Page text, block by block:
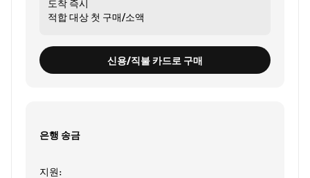
도착 즉시
적합 대상 첫 구매/소액
신용/직불 카드로 구매
은행 송금
지원: